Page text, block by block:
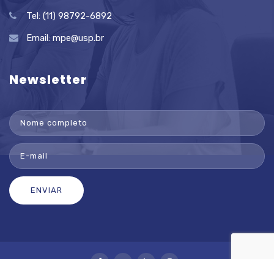
Tel: (11) 98792-6892
Email: mpe@usp.br
Newsletter